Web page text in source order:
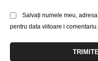
Salvați numele meu,
pentru data viitoare i comentariu.